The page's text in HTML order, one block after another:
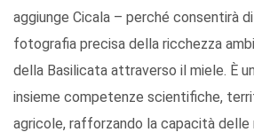
aggiunge Cicala – perché consentirà
fotografia precisa della ricchezza
della Basilicata attraverso il miele. È
insieme competenze scientifiche,
agricole, rafforzando la capacità delle